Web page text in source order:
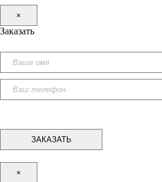
×
Заказать
×